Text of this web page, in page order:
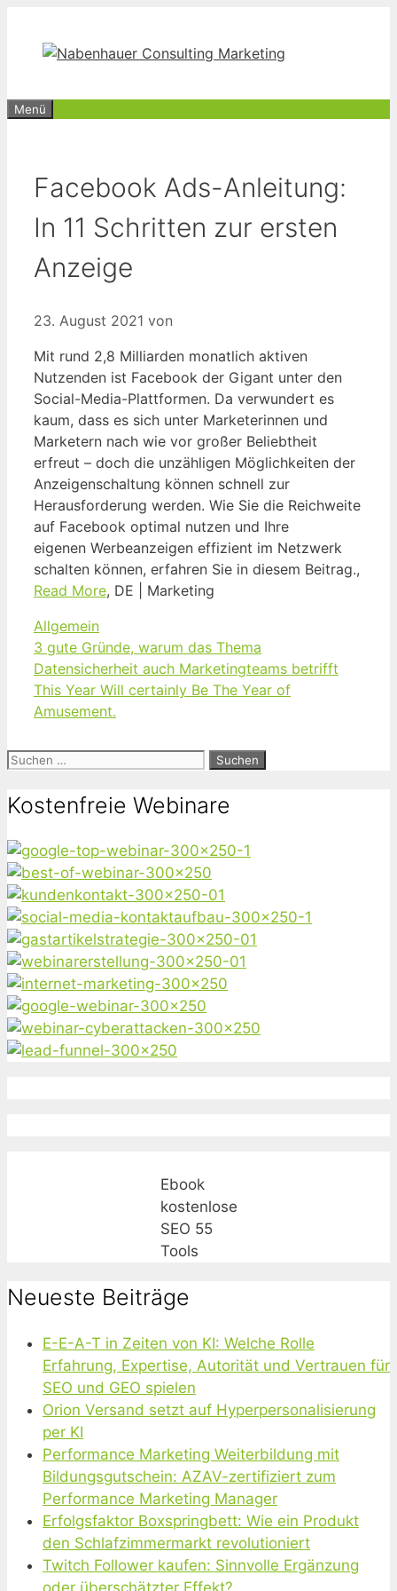
springen
Menü
Facebook Ads-Anleitung:
In 11 Schritten zur ersten
Anzeige
23. August 2021 von
Mit rund 2,8 Milliarden monatlich aktiven
Nutzenden ist Facebook der Gigant unter den
Social-Media-Plattformen. Da verwundert es
kaum, dass es sich unter Marketerinnen und
Marketern nach wie vor großer Beliebtheit
erfreut – doch die unzähligen Möglichkeiten der
Anzeigenschaltung können schnell zur
Herausforderung werden. Wie Sie die Reichweite
auf Facebook optimal nutzen und Ihre
eigenen Werbeanzeigen effizient im Netzwerk
schalten können, erfahren Sie in diesem Beitrag.,
Read More, DE | Marketing
Kategorien
Allgemein
3 gute Gründe, warum das Thema
Datensicherheit auch Marketingteams betrifft
This Year Will certainly Be The Year of
Amusement.
Suchen
Kostenfreie Webinare
Ebook
kostenlose
SEO 55
Tools
Neueste Beiträge
E-E-A-T in Zeiten von KI: Welche Rolle
Erfahrung, Expertise, Autorität und Vertrauen für
SEO und GEO spielen
Orion Versand setzt auf Hyperpersonalisierung
per KI
Performance Marketing Weiterbildung mit
Bildungsgutschein: AZAV-zertifiziert zum
Performance Marketing Manager
Erfolgsfaktor Boxspringbett: Wie ein Produkt
den Schlafzimmermarkt revolutioniert
Twitch Follower kaufen: Sinnvolle Ergänzung
oder überschätzter Effekt?